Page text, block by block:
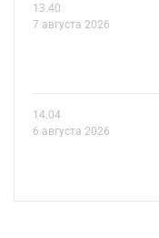
13.40
7 августа 2026
14.04
6 августа 2026